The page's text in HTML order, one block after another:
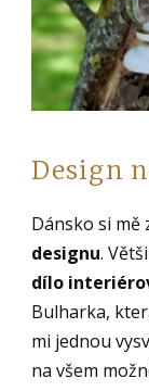
Design
Dánsko si mě
designu.
dílo
Bulharka,
mi jednou
na všem